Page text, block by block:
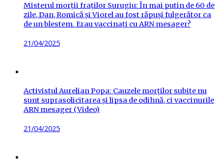
Misterul morții fraților Surugiu: În mai putin de 60 de
zile, Dan, Romică și Viorel au fost răpuși fulgerător ca
de un blestem. Erau vaccinați cu ARN mesager?
Posted
21/04/2025
Activistul Aurelian Popa: Cauzele morților subite nu
sunt suprasolicitarea și lipsa de odihnă, ci vaccinurile
ARN mesager (Video)
Posted
21/04/2025